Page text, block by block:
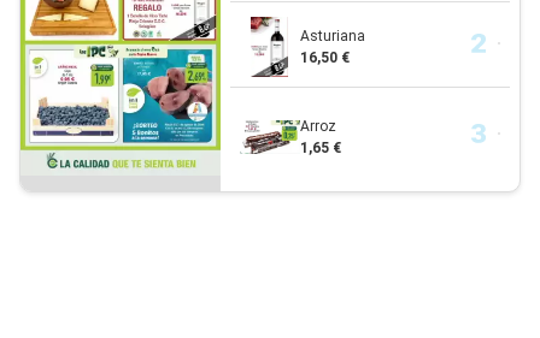
Asturiana
16,50 €
Arroz
1,65 €